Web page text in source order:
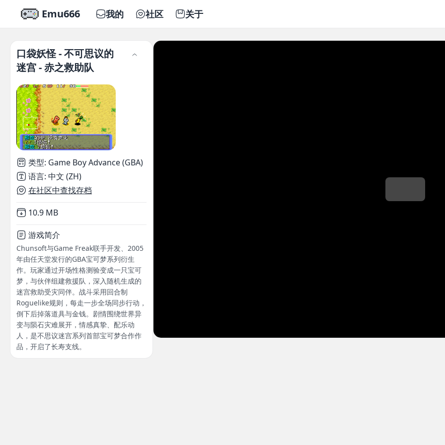
Emu666 我的 社区 关于
口袋妖怪 - 不可思议的
迷宫 - 赤之救助队
类型: Game Boy Advance (GBA)
语言: 中文 (ZH)
在社区中查找存档
Not downloaded
10.9 MB
游戏简介
Chunsoft与Game Freak联手开发、2005
年由任天堂发行的GBA宝可梦系列衍生
作。玩家通过开场性格测验变成一只宝可
梦，与伙伴组建救援队，深入随机生成的
迷宫救助受灾同伴。战斗采用回合制
Roguelike规则，每走一步全场同步行动，
倒下后掉落道具与金钱。剧情围绕世界异
变与陨石灾难展开，情感真挚、配乐动
人，是不思议迷宫系列首部宝可梦合作作
品，开启了长寿支线。